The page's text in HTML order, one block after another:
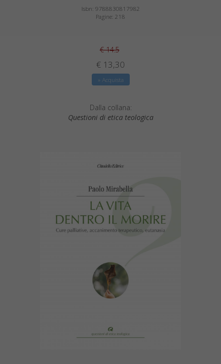
Isbn: 9788830817982
Pagine: 218
€ 14.5
€ 13,30
» Acquista
Dalla collana:
Questioni di etica teologica